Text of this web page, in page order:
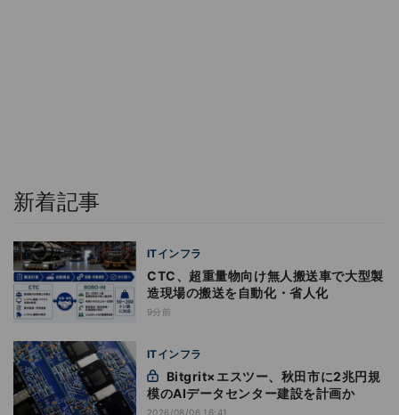
新着記事
ITインフラ
CTC、超重量物向け無人搬送車で大型製
造現場の搬送を自動化・省人化
9分前
ITインフラ
模のAIデータセンター建設を計画か
2026/08/06 16:41